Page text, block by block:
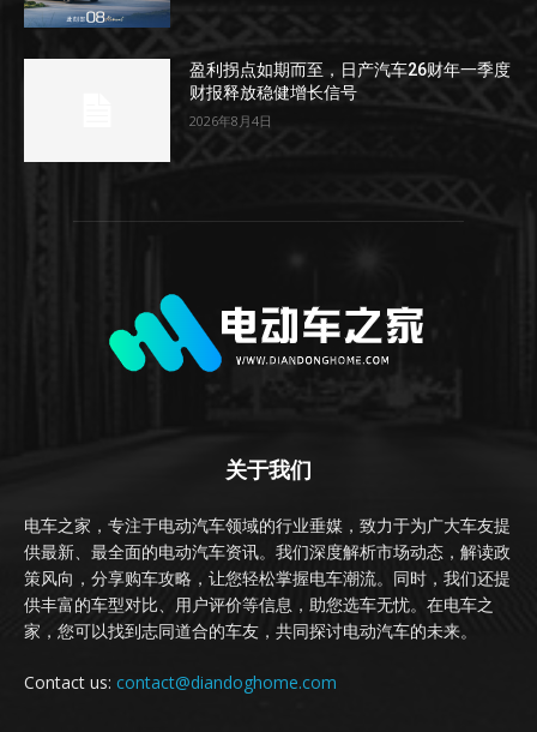
盈利拐点如期而至，日产汽车26财年一季度
财报释放稳健增长信号
2026年8月4日
关于我们
电车之家，专注于电动汽车领域的行业垂媒，致力于为广大车友提
供最新、最全面的电动汽车资讯。我们深度解析市场动态，解读政
策风向，分享购车攻略，让您轻松掌握电车潮流。同时，我们还提
供丰富的车型对比、用户评价等信息，助您选车无忧。在电车之
家，您可以找到志同道合的车友，共同探讨电动汽车的未来。
Contact us: contact@diandoghome.com